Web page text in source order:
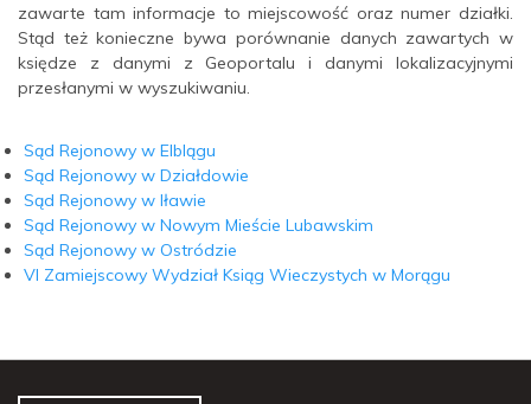
zawarte tam informacje to miejscowość oraz numer działki.
Stąd też konieczne bywa porównanie danych zawartych w
księdze z danymi z Geoportalu i danymi lokalizacyjnymi
przesłanymi w wyszukiwaniu.
Sąd Rejonowy w Elblągu
Sąd Rejonowy w Działdowie
Sąd Rejonowy w Iławie
Sąd Rejonowy w Nowym Mieście Lubawskim
Sąd Rejonowy w Ostródzie
VI Zamiejscowy Wydział Ksiąg Wieczystych w Morągu